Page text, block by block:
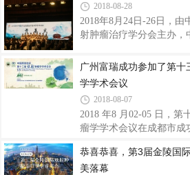
2018-08-28
2018年8月24日-26日，
射肿瘤治疗学分会主办，
议”在辽阳省沈阳市成功
限公司(以下简称“广州富
议。
广州富瑞成功参加了第
学学术会议
2018-08-07
2018 年8 月02-05 日，第
瘤学学术会议在成都市成
西部放射治疗协会、四川
癌协会协办。广州富瑞健
恭喜恭喜，第3届金陵国
美落幕